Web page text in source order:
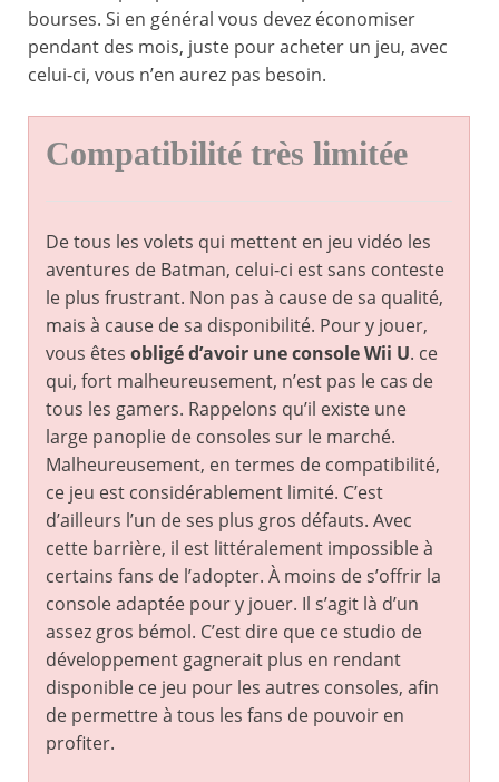
bourses. Si en général vous devez économiser
pendant des mois, juste pour acheter un jeu, avec
celui-ci, vous n’en aurez pas besoin.
Compatibilité très limitée
De tous les volets qui mettent en jeu vidéo les
aventures de Batman, celui-ci est sans conteste
le plus frustrant. Non pas à cause de sa qualité,
mais à cause de sa disponibilité. Pour y jouer,
vous êtes obligé d’avoir une console Wii U. ce
qui, fort malheureusement, n’est pas le cas de
tous les gamers. Rappelons qu’il existe une
large panoplie de consoles sur le marché.
Malheureusement, en termes de compatibilité,
ce jeu est considérablement limité. C’est
d’ailleurs l’un de ses plus gros défauts. Avec
cette barrière, il est littéralement impossible à
certains fans de l’adopter. À moins de s’offrir la
console adaptée pour y jouer. Il s’agit là d’un
assez gros bémol. C’est dire que ce studio de
développement gagnerait plus en rendant
disponible ce jeu pour les autres consoles, afin
de permettre à tous les fans de pouvoir en
profiter.